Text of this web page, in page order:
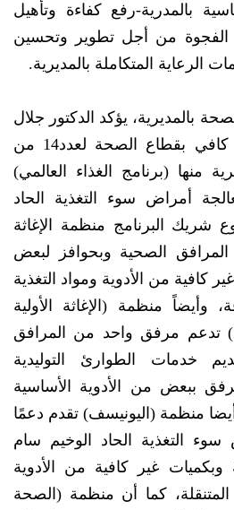
بالمدرية-رفع كفاءة وتأهيل
الفجوة من أجل تطوير وتحسين
الرعاية المتكاملة بالمديرية.
بالمديرية، يؤكد الدكتور جلال
ان الدعم محدود وغير كافي بقطاع الصحة لعدد14 من
منها (برنامج الغذاء العالمي)
أمراض سوء التغذية الحاد
شريك البرنامج منظمة الإغاثة
المرافق الصحية وبحوافز لبعض
كافية من الأدوية ومواد التغذية
وأيضاً منظمة (الإغاثة الأولية
تدعم مرفق واحد من المرافق
خدمات الطوارئ التوليدية
ببعض من الأدوية الأساسية
أيضا منظمة (اليونيسف) تقدم دعمًا
سوء التغذية الحاد الوخيم سام
غير كافية من الأدوية
المتنقلة، كما أن منظمة (الصحة